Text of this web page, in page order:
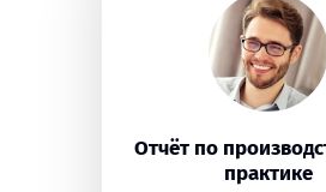
Отчёт по
практике